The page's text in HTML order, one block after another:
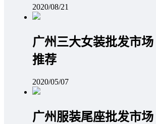
2020/08/21
广州三大女装批发市场
推荐
2020/05/07
广州服装尾座批发市场